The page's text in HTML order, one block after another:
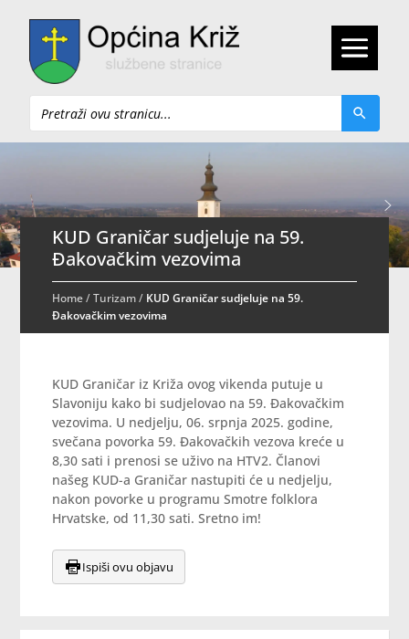
Pretraži
KUD Graničar sudjeluje na 59.
Đakovačkim vezovima
Home/Turizam/ KUD Graničar sudjeluje na 59.
Đakovačkim vezovima
KUD Graničar iz Križa ovog vikenda putuje u
Slavoniju kako bi sudjelovao na 59. Đakovačkim
vezovima. U nedjelju, 06. srpnja 2025. godine,
svečana povorka 59. Đakovačkih vezova kreće u
8,30 sati i prenosi se uživo na HTV2. Članovi
našeg KUD-a Graničar nastupiti će u nedjelju,
nakon povorke u programu Smotre folklora
Hrvatske, od 11,30 sati. Sretno im!
Ispiši ovu objavu